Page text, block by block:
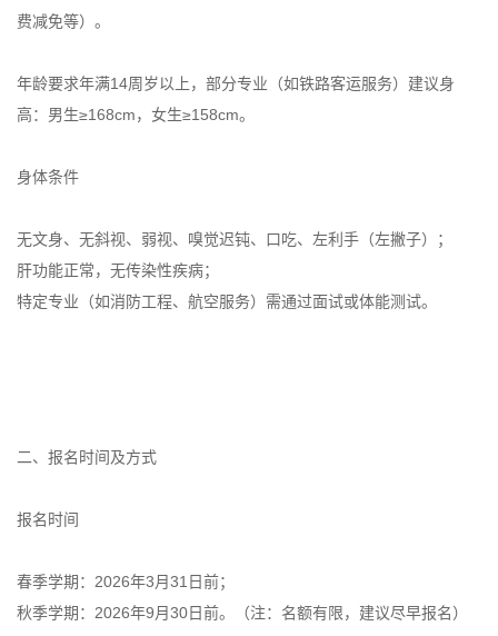
费减免等）。
年龄要求年满14周岁以上，部分专业（如铁路客运服务）建议身
高：男生≥168cm，女生≥158cm。
身体条件
无文身、无斜视、弱视、嗅觉迟钝、口吃、左利手（左撇子）；
肝功能正常，无传染性疾病；
特定专业（如消防工程、航空服务）需通过面试或体能测试。
二、报名时间及方式
报名时间
春季学期：2026年3月31日前；
秋季学期：2026年9月30日前。（注：名额有限，建议尽早报名）